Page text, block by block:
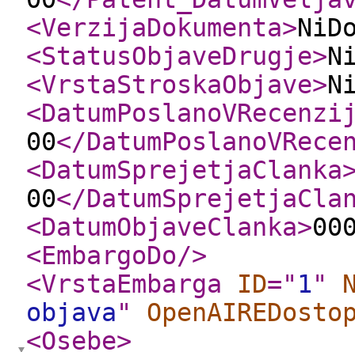
<VerzijaDokumenta>
<StatusObjaveDrugje>
<VrstaStroskaObjave>
00</
<DatumSprejetjaClanka
00</
<DatumObjaveClanka>
<EmbargoDo/>
<VrstaEmbarga
ID=" 1"
objava"
<Osebe>